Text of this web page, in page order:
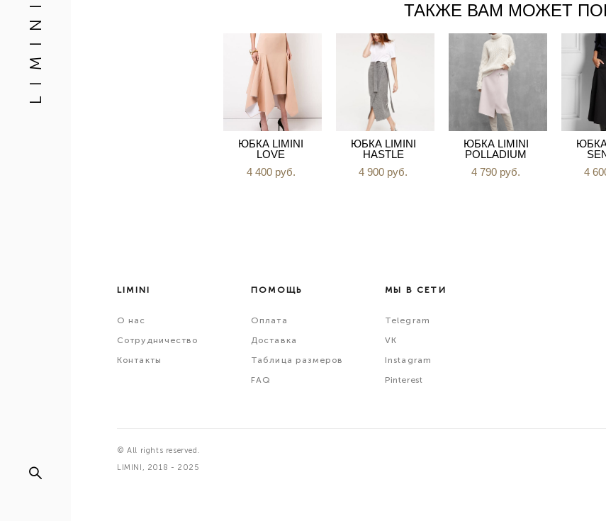
L I M I N I ТАКЖЕ ВАМ МОЖЕТ
ЮБКА LIMINI
LOVE
4 400 pуб.
ЮБКА LIMINI
HASTLE
4 900 pуб.
ЮБКА LIMINI
POLLADIUM
4 790 pуб.
ЮБКА
4
LIMINI
О нас
Сотрудничество
Контакты
ПОМОЩЬ
Оплата
Доставка
Таблица размеров
FAQ
МЫ В СЕТИ
Telegram
VK
Instagram
Pinterest
© All rights reserved.
LIMINI, 2018 - 2025